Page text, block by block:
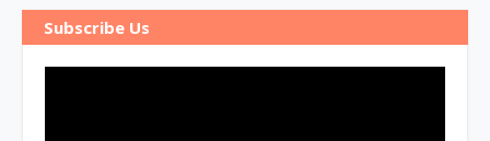
Subscribe Us